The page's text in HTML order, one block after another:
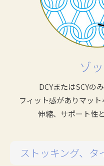
ゾ
DCYまたはSCYの
フィット感がありマット
伸縮、サポート性
ストッキング、